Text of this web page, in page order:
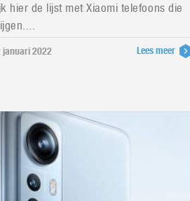
hier de lijst met Xiaomi telefoons die
januari 2022 Lees meer